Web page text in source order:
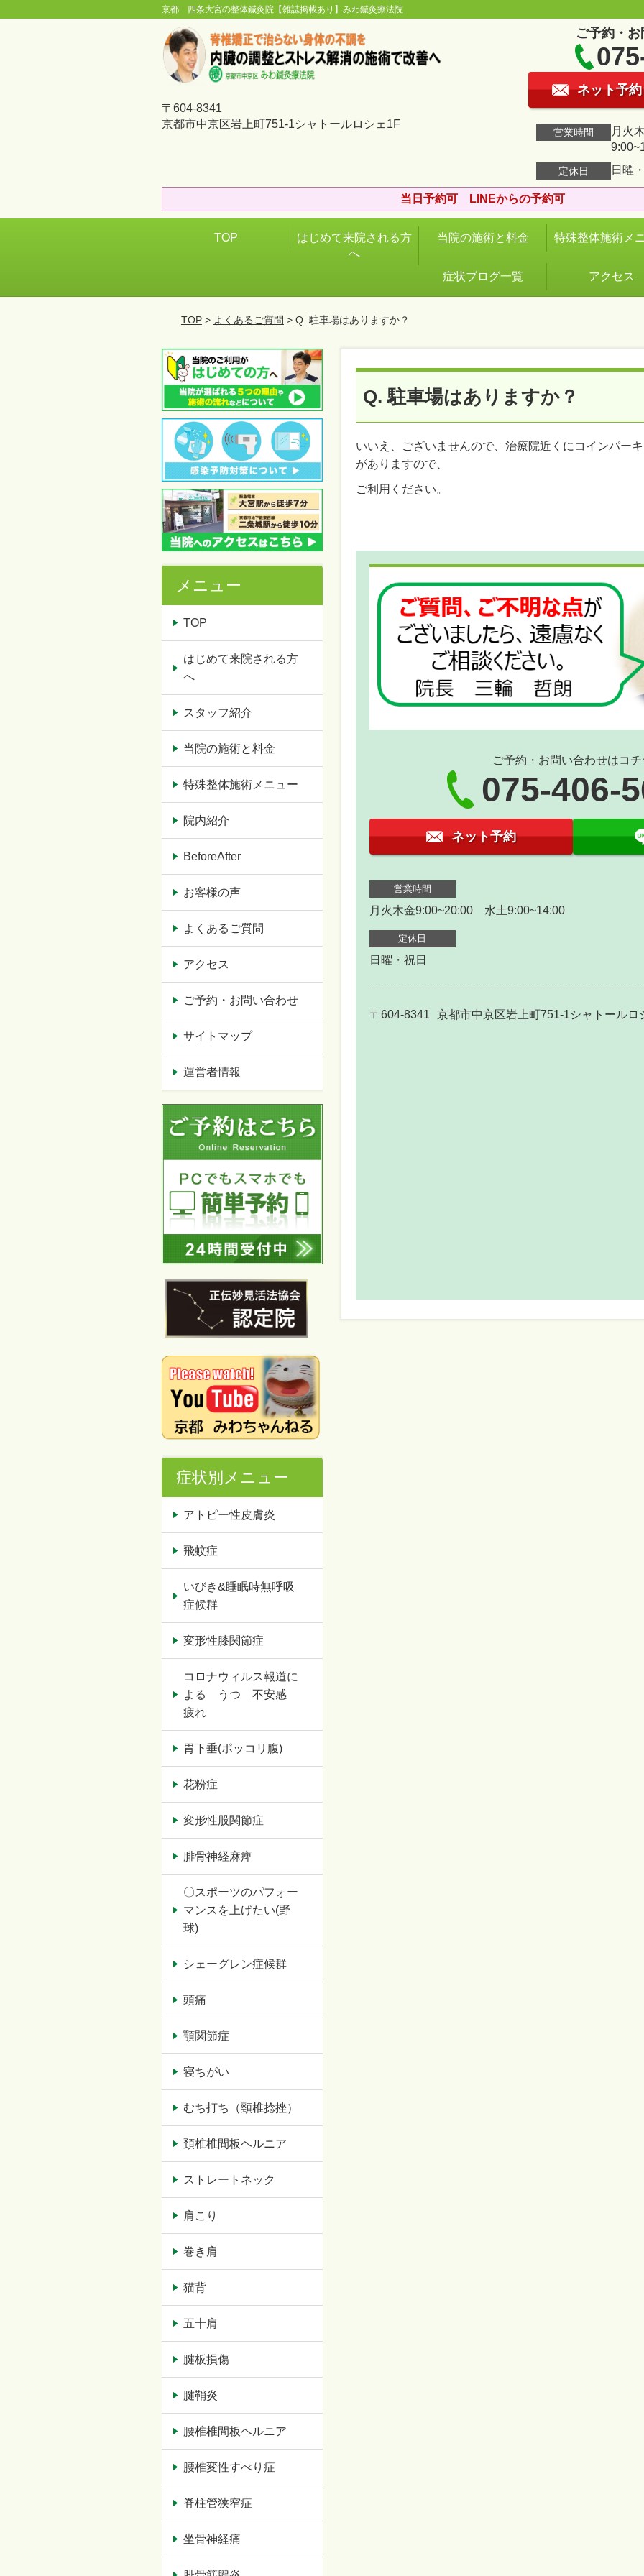
京都 四条大宮の整体鍼灸院【雑誌掲載あり】みわ鍼灸療法院
〒604-8341
京都市中京区岩上町751-1シャトールロシェ1F
ご予約・
ネット予約
営業時間
月火
定休日 日曜
当日予約可 LINEからの予約可
TOP
はじめて来院される方
へ
当院の施術と料金 特殊整体施術メ
症状ブログ一覧 アクセス
TOP> よくあるご質問 > Q. 駐車場はありますか？
Q. 駐車場はありますか？
いいえ、ございませんので、治療院近くにコインパー
がありますので、
ご利用ください。
ご予約・お問い合わせはコ
075-406-
ネット予約
営業時間
月火木金9:00~20:00 水土9:00~14:00
定休日
日曜・祝日
〒604-8341 京都市中京区岩上町751-1シャトールロ
メニュー
TOP
はじめて来院される方
へ
スタッフ紹介
当院の施術と料金
特殊整体施術メニュー
院内紹介
BeforeAfter
お客様の声
よくあるご質問
アクセス
ご予約・お問い合わせ
サイトマップ
運営者情報
症状別メニュー
アトピー性皮膚炎
飛蚊症
いびき&睡眠時無呼吸
症候群
変形性膝関節症
コロナウィルス報道に
よる うつ 不安感
疲れ
胃下垂(ポッコリ腹)
花粉症
変形性股関節症
腓骨神経麻痺
〇スポーツのパフォー
マンスを上げたい(野
球)
シェーグレン症候群
頭痛
顎関節症
寝ちがい
むち打ち（頸椎捻挫）
頚椎椎間板ヘルニア
ストレートネック
肩こり
巻き肩
猫背
五十肩
腱板損傷
腱鞘炎
腰椎椎間板ヘルニア
腰椎変性すべり症
脊柱管狭窄症
坐骨神経痛